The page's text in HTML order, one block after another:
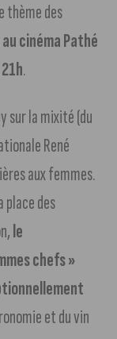
thème des
au cinéma Pathé
.
sur la mixité (du
René
aux femmes.
place des
le
chefs »
et du vin